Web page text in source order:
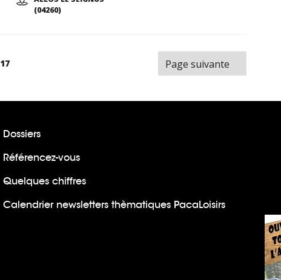
(04260)
Page
17 Page suivante
Dossiers
Référencez-vous
Quelques chiffres
Calendrier newsletters thèmatiques PacaLoisirs